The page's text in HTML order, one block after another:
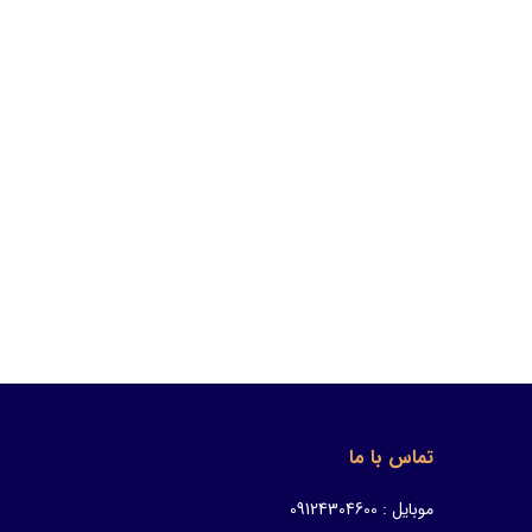
تماس با ما
موبایل : 09124304600